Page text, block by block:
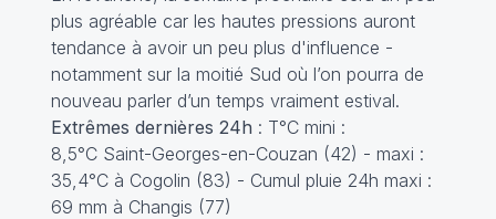
plus agréable car les hautes pressions auront
tendance à avoir un peu plus d'influence -
notamment sur la moitié Sud où l’on pourra de
nouveau parler d’un temps vraiment estival.
Extrêmes dernières 24h : T°C mini :
8,5°C Saint-Georges-en-Couzan (42) - maxi :
35,4°C à Cogolin (83) - Cumul pluie 24h maxi :
69 mm à Changis (77)